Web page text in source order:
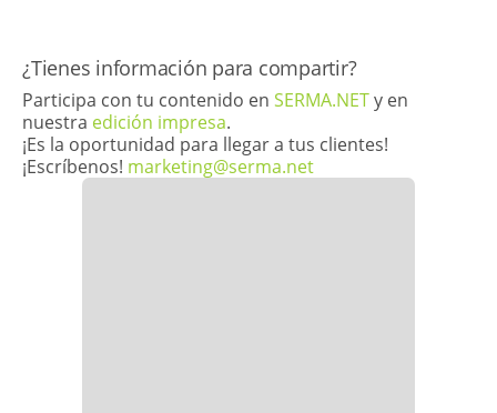
​¿Tienes información para compartir?
Participa con tu contenido en SERMA.NETy en
nuestra edición impresa.
¡Es la oportunidad para llegar a tus clientes!
¡Escríbenos! marketing@serma.net